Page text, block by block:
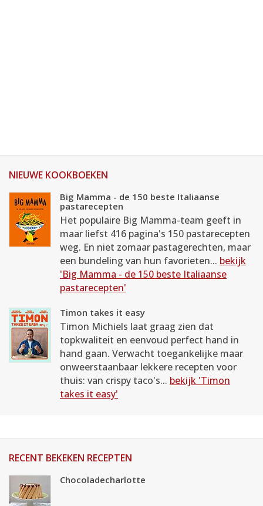
NIEUWE KOOKBOEKEN
Big Mamma - de 150 beste Italiaanse
pastarecepten
Het populaire Big Mamma-team geeft in
maar liefst 416 pagina's 150 pastarecepten
weg. En niet zomaar pastagerechten, maar
een bundeling van hun favorieten... bekijk
'Big Mamma - de 150 beste Italiaanse
pastarecepten'
Timon takes it easy
Timon Michiels laat graag zien dat
topkwaliteit en eenvoud perfect hand in
hand gaan. Verwacht toegankelijke maar
onweerstaanbaar lekkere recepten voor
thuis: van crispy taco's... bekijk 'Timon
takes it easy'
RECENT BEKEKEN RECEPTEN
Chocoladecharlotte